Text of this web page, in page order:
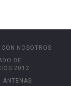
NOSOTROS
DE
2012
ANTENAS